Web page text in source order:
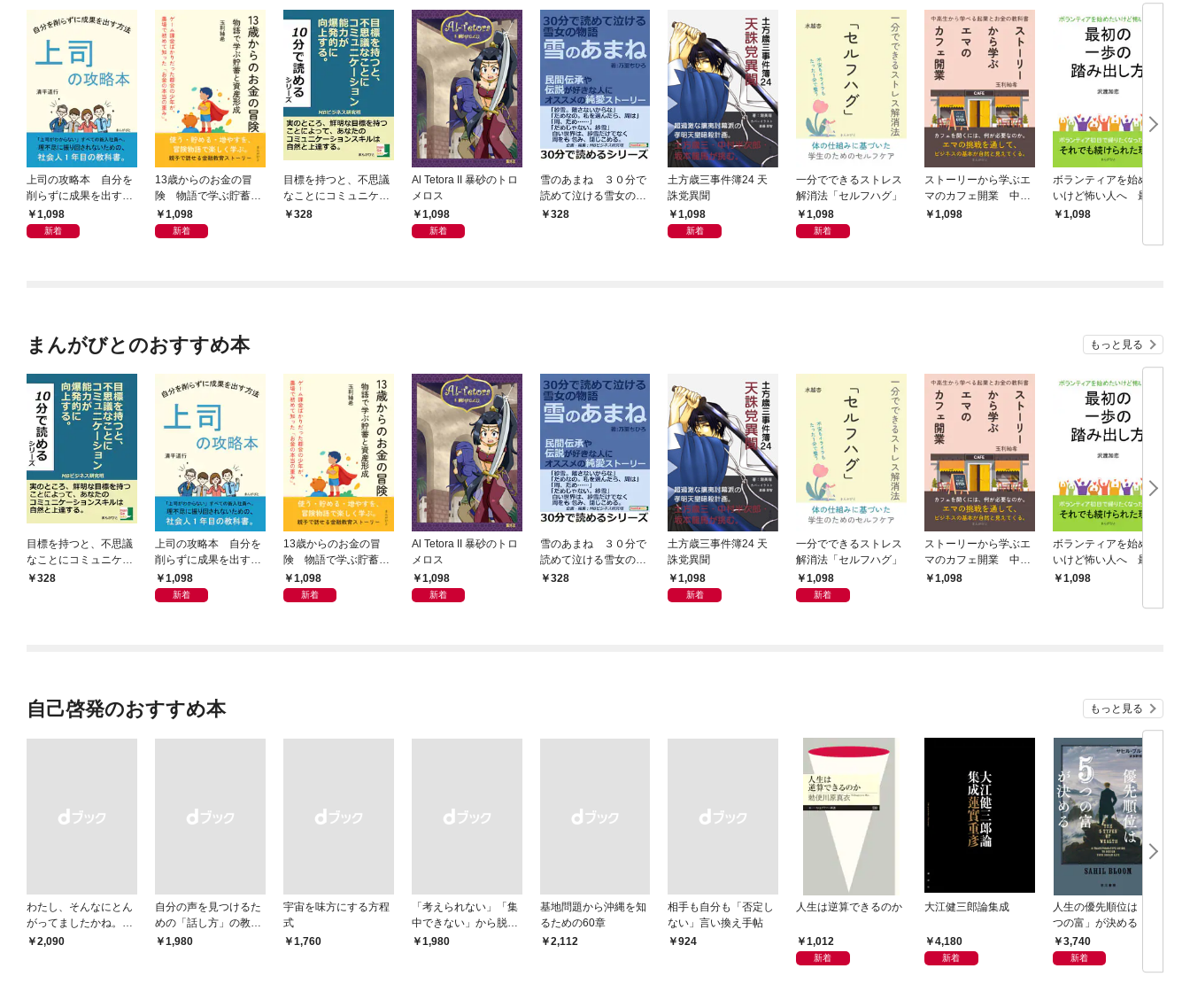
上司の攻略本 自分を
削らずに成果を出す方
法1,098
新着
13歳からのお金の冒
険 物語で学ぶ貯蓄と
資産形成
1,098
新着
目標を持つと、不思議
なことにコミュニケー
ション能力が爆発的に
328
Al Tetora II 暴砂のトロ
メロス
1,098
新着
雪のあまね ３０分で
読めて泣ける雪女の物
語。民間伝承や伝説が
328
土方歳三事件簿24 天
誅党異聞
1,098
新着
一分でできるストレス
解消法「セルフハグ」
1,098
新着
ストーリーから学ぶエ
マのカフェ開業 中高
生から学べる起業とお
1,098
ボランティアを始めた
いけど怖い人へ 最初
の一歩の踏み出し方
1,098
まんがびとのおすすめ本 もっと見る
目標を持つと、不思議
なことにコミュニケー
ション能力が爆発的に
328
上司の攻略本 自分を
削らずに成果を出す方
法1,098
新着
13歳からのお金の冒
険 物語で学ぶ貯蓄と
資産形成
1,098
新着
Al Tetora II 暴砂のトロ
メロス
1,098
新着
雪のあまね ３０分で
読めて泣ける雪女の物
語。民間伝承や伝説が
328
土方歳三事件簿24 天
誅党異聞
1,098
新着
一分でできるストレス
解消法「セルフハグ」
1,098
新着
ストーリーから学ぶエ
マのカフェ開業 中高
生から学べる起業とお
1,098
ボランティアを始めた
いけど怖い人へ 最初
の一歩の踏み出し方
1,098
自己啓発のおすすめ本 もっと見る
わたし、そんなにとん
がってましたかね。
獅子座、Ａ型、丙午は
￥2,090
自分の声を見つけるた
めの「話し方」の教
室 Ｏｒａｃｙ（オラ
￥1,980
宇宙を味方にする方程
式
￥1,760
「考えられない」「集
中できない」から脱
却！ AI時代の読む技
￥1,980
基地問題から沖縄を知
るための60章
￥2,112
相手も自分も「否定し
ない」言い換え手帖
￥924
人生は逆算できるのか
1,012
新着
大江健三郎論集成
4,180
新着
人生の優先順位は「５
つの富」が決める
3,740
新着